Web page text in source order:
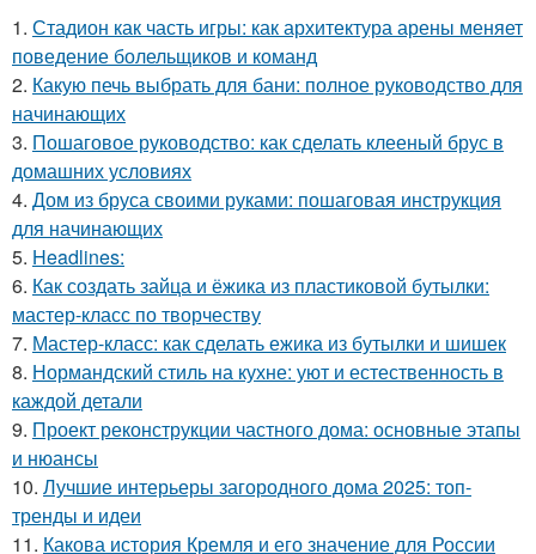
1. Стадион как часть игры: как архитектура арены меняет
поведение болельщиков и команд
2. Какую печь выбрать для бани: полное руководство для
начинающих
3. Пошаговое руководство: как сделать клееный брус в
домашних условиях
4. Дом из бруса своими руками: пошаговая инструкция
для начинающих
5. Headlines:
6. Как создать зайца и ёжика из пластиковой бутылки:
мастер-класс по творчеству
7. Мастер-класс: как сделать ежика из бутылки и шишек
8. Нормандский стиль на кухне: уют и естественность в
каждой детали
9. Проект реконструкции частного дома: основные этапы
и нюансы
10. Лучшие интерьеры загородного дома 2025: топ-
тренды и идеи
11. Какова история Кремля и его значение для России